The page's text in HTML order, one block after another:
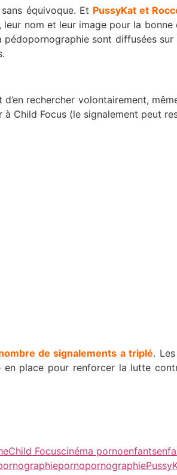
équivoque. Et PussyKat et
nom et leur image pour la bonne
pédopornographie sont diffusées sur
rechercher volontairement,
Child Focus (le signalement peut
de signalements a triplé.
place pour renforcer la lutte
Child Focuscinéma pornoenfants
pornopornographie